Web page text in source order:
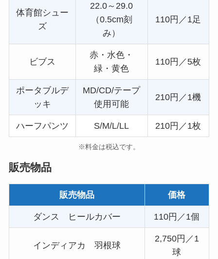
体育館シュー
ズ
22.0～29.0
（0.5cm刻
み）
110円／1足
ビブス
赤・水色・
緑・黄色
110円／5枚
ポータブルデ
ッキ
MD/CD/テープ
使用可能
210円／1機
ハーフパンツ S/M/L/LL 210円／1枚
※料金は税込です。
販売物品
販売物品 価格
ダンス ヒールカバー 110円／1個
インディアカ 羽根球
2,750円／1
球